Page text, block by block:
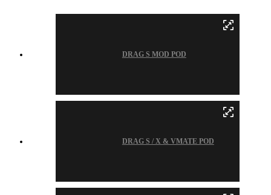
DRAG S MOD POD
DRAG S / X & VMATE POD